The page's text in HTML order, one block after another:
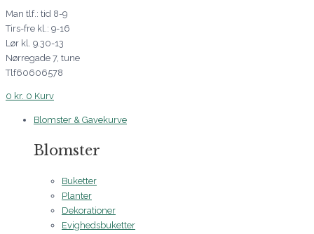
Man tlf.: tid 8-9
Tirs-fre kl.: 9-16
Lør kl. 9.30-13
Nørregade 7, tune
Tlf60606578
0 kr. 0 Kurv
Blomster & Gavekurve
Blomster
Buketter
Planter
Dekorationer
Evighedsbuketter